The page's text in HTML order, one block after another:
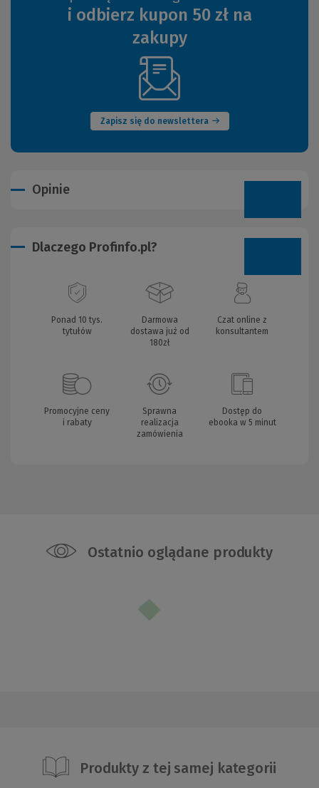
i odbierz kupon 50 zł na
zakupy
Zapisz się do newslettera
(Nowe
okno)
Opinie
Dlaczego Profinfo.pl?
Ponad 10 tys.
tytułów
Darmowa
dostawa już od
180zł
Czat online z
konsultantem
Promocyjne ceny
i rabaty
Sprawna
realizacja
zamówienia
Dostęp do
ebooka w 5 minut
Ostatnio oglądane produkty
Produkty z tej samej kategorii